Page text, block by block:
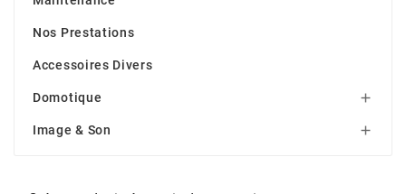
Nos Prestations
Accessoires Divers
Domotique 
Image & Son 